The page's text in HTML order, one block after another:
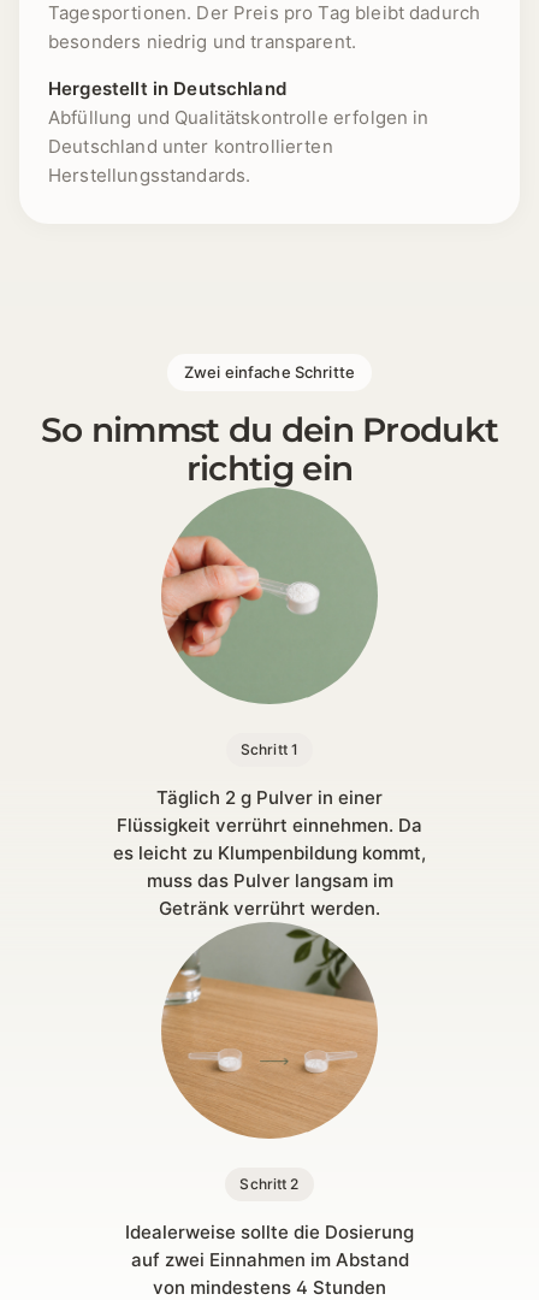
Tagesportionen. Der Preis pro Tag bleibt dadurch
besonders niedrig und transparent.
Hergestellt in Deutschland
Abfüllung und Qualitätskontrolle erfolgen in
Deutschland unter kontrollierten
Herstellungsstandards.
Zwei einfache Schritte
So nimmst du dein Produkt
richtig ein
Schritt 1
Täglich 2 g Pulver in einer
Flüssigkeit verrührt einnehmen. Da
es leicht zu Klumpenbildung kommt,
muss das Pulver langsam im
Getränk verrührt werden.
Schritt 2
Idealerweise sollte die Dosierung
auf zwei Einnahmen im Abstand
von mindestens 4 Stunden
1 [https://echt-vital.de/media/76/48/20/